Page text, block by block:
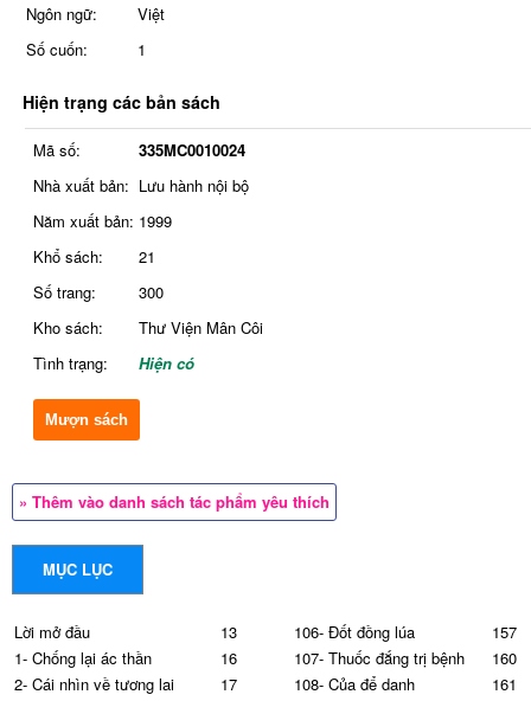
Ngôn ngữ:
Việt
Số cuốn:
1
Hiện trạng các bản sách
Mã số:
335MC0010024
Nhà xuất bản: Lưu hành nội bộ
Năm xuất bản: 1999
Khổ sách:
21
Số trang:
300
Kho sách:
Thư Viện Mân Côi
Tình trạng:
Hiện có
Mượn sách
» Thêm vào danh sách tác phẩm yêu thích
MỤC LỤC
Lời mở đầu
13
1- Chống lại ác thần
16
2- Cái nhìn về tương lai
17
106- Đốt đồng lúa
157
107- Thuốc đắng trị bệnh
160
108- Của để danh
161